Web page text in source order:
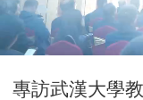
專訪武漢大學